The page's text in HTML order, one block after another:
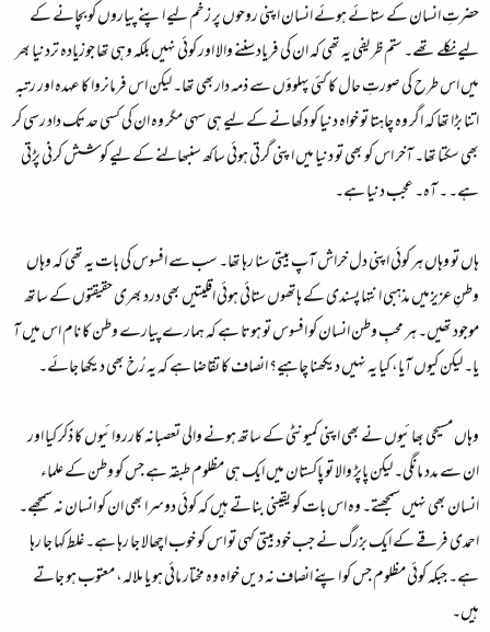
حضرتِ انسان کے ستائے ہوئے انسان اپنی روحوں پر زخم لیے اپنے پیاروں کو بچانے کے
لیے نکلے تھے۔ ستم ظریفی یہ تھی کہ ان کی فریاد سننے والا اور کوئی نہیں بلکہ وہی تھا جوزیادہ تردنیا بھر
میں اس طرح کی صورتِ حال کا کئی پہلوؤں سے ذمہ داربھی تھا۔ لیکن اس فرمانروا کا عہدہ اور رتبہ
اتنا بڑا تھا کہ اگر وہ چاہتا تو خواہ دنیا کو دکھانے کے لیے ہی سہی مگر وہ ان کی کسی حد تک داد رسی کر
بھی سکتا تھا۔ آخر اس کو بھی تو دنیا میں ا پنی گرتی ہوئی ساکھ سنبھالنے کے لیے کوشش کرنی پڑتی
ہے۔ ۔ آہ۔ عجب دنیا ہے۔
ہاں تو وہاں ہر کوئی اپنی دل خراش آپ بیتی سنا رہا تھا۔ سب سے افسوس کی بات یہ تھی کہ وہاں
وطنِ عزیزمیں مذہبی انتہا پسندی کے ہاتھوں ستائی ہوئی اقلیتیں بھی درد بھری حقیقتوں کے ساتھ
موجود تھیں۔ ہر محبِ وطن انسان کو افسوس تو ہوتا ہے کہ ہمارے پیارے وطن کا نام اس میں آ
یا۔ لیکن کیوں آیا، کیا یہ نہیں دیکھنا چاہیے؟ انصاف کا تقاضا ہے کہ یہ رُخ بھی دیکھا جائے۔
وہاں مسیحی بھائیوں نے بھی اپنی کمیونٹی کے ساتھ ہونے والی تعصبانہ کارروائیوں کا ذکر کیا اور
ان سے مدد مانگی۔ لیکن پاپڑ والا تو پاکستان میں ایک ہی مظلوم طبقہ ہے جس کو وطن کے علماء
انسان بھی نہیں سمجھتے۔ وہ اس بات کو یقینی بناتے ہیں کہ کوئی دوسرا بھی ان کو انسان نہ سمجھے۔
احمدی فرقے کے ایک بزرگ نے جب خود بیتی کہی تو اس کو خوب اچھالا جا رہا ہے۔ غلط کہا جا رہا
ہے۔ جبکہ کوئی مظلوم جس کو اپنے انصاف نہ دیں خواہ وہ مختار مائی ہو یا ملالہ، معتوب ہو جاتے
ہیں۔